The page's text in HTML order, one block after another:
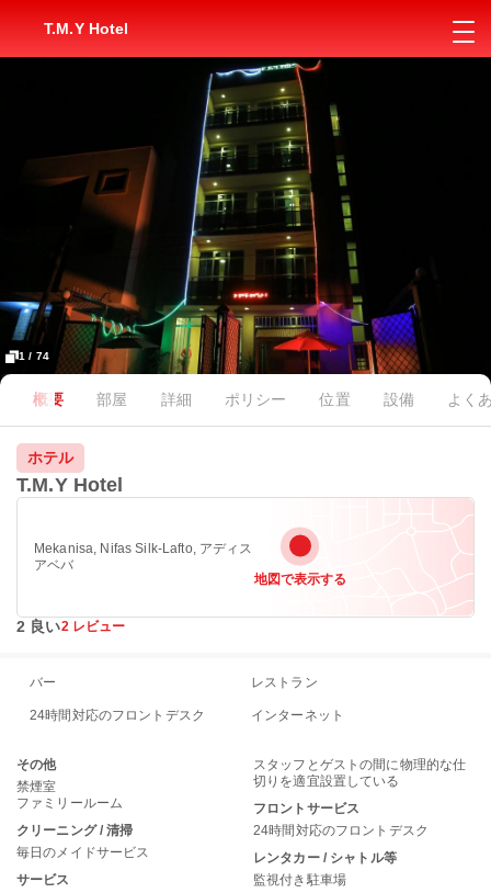
T.M.Y Hotel
1 / 74
概要 部屋 詳細 ポリシー 位置 設備 よく
ホテル
T.M.Y Hotel
Mekanisa, Nifas Silk-Lafto, アディス
アベバ
地図で表示する
2 良い2 レビュー
バー レストラン
24時間対応のフロントデスク インターネット
その他
禁煙室
ファミリールーム
クリーニング / 清掃
毎日のメイドサービス
サービス
スタッフとゲストの間に物理的な仕
切りを適宜設置している
フロントサービス
24時間対応のフロントデスク
レンタカー / シャトル等
監視付き駐車場